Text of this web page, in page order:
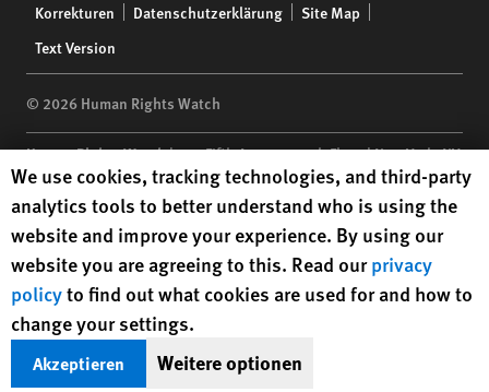
menu
Korrekturen Datenschutzerklärung
Site Map
Text Version
© 2026 Human Rights Watch
Human Rights Watch| 350 Fifth Avenue, 34th Floor | New York,NY
10118-3299USA|t 1.212.290.4700
Human Rights Watchis a 501(C)(3) nonprofit registered in the US
under EIN: 13-2875808
Human Rights Watch cookie preferences
We use cookies, tracking technologies, and third-party
analytics tools to better understand who is using the
website and improve your experience. By using our
website you are agreeing to this. Read ourprivacy
policyto find out what cookies are used for and how to
change your settings.
Akzeptieren Weitere optionen